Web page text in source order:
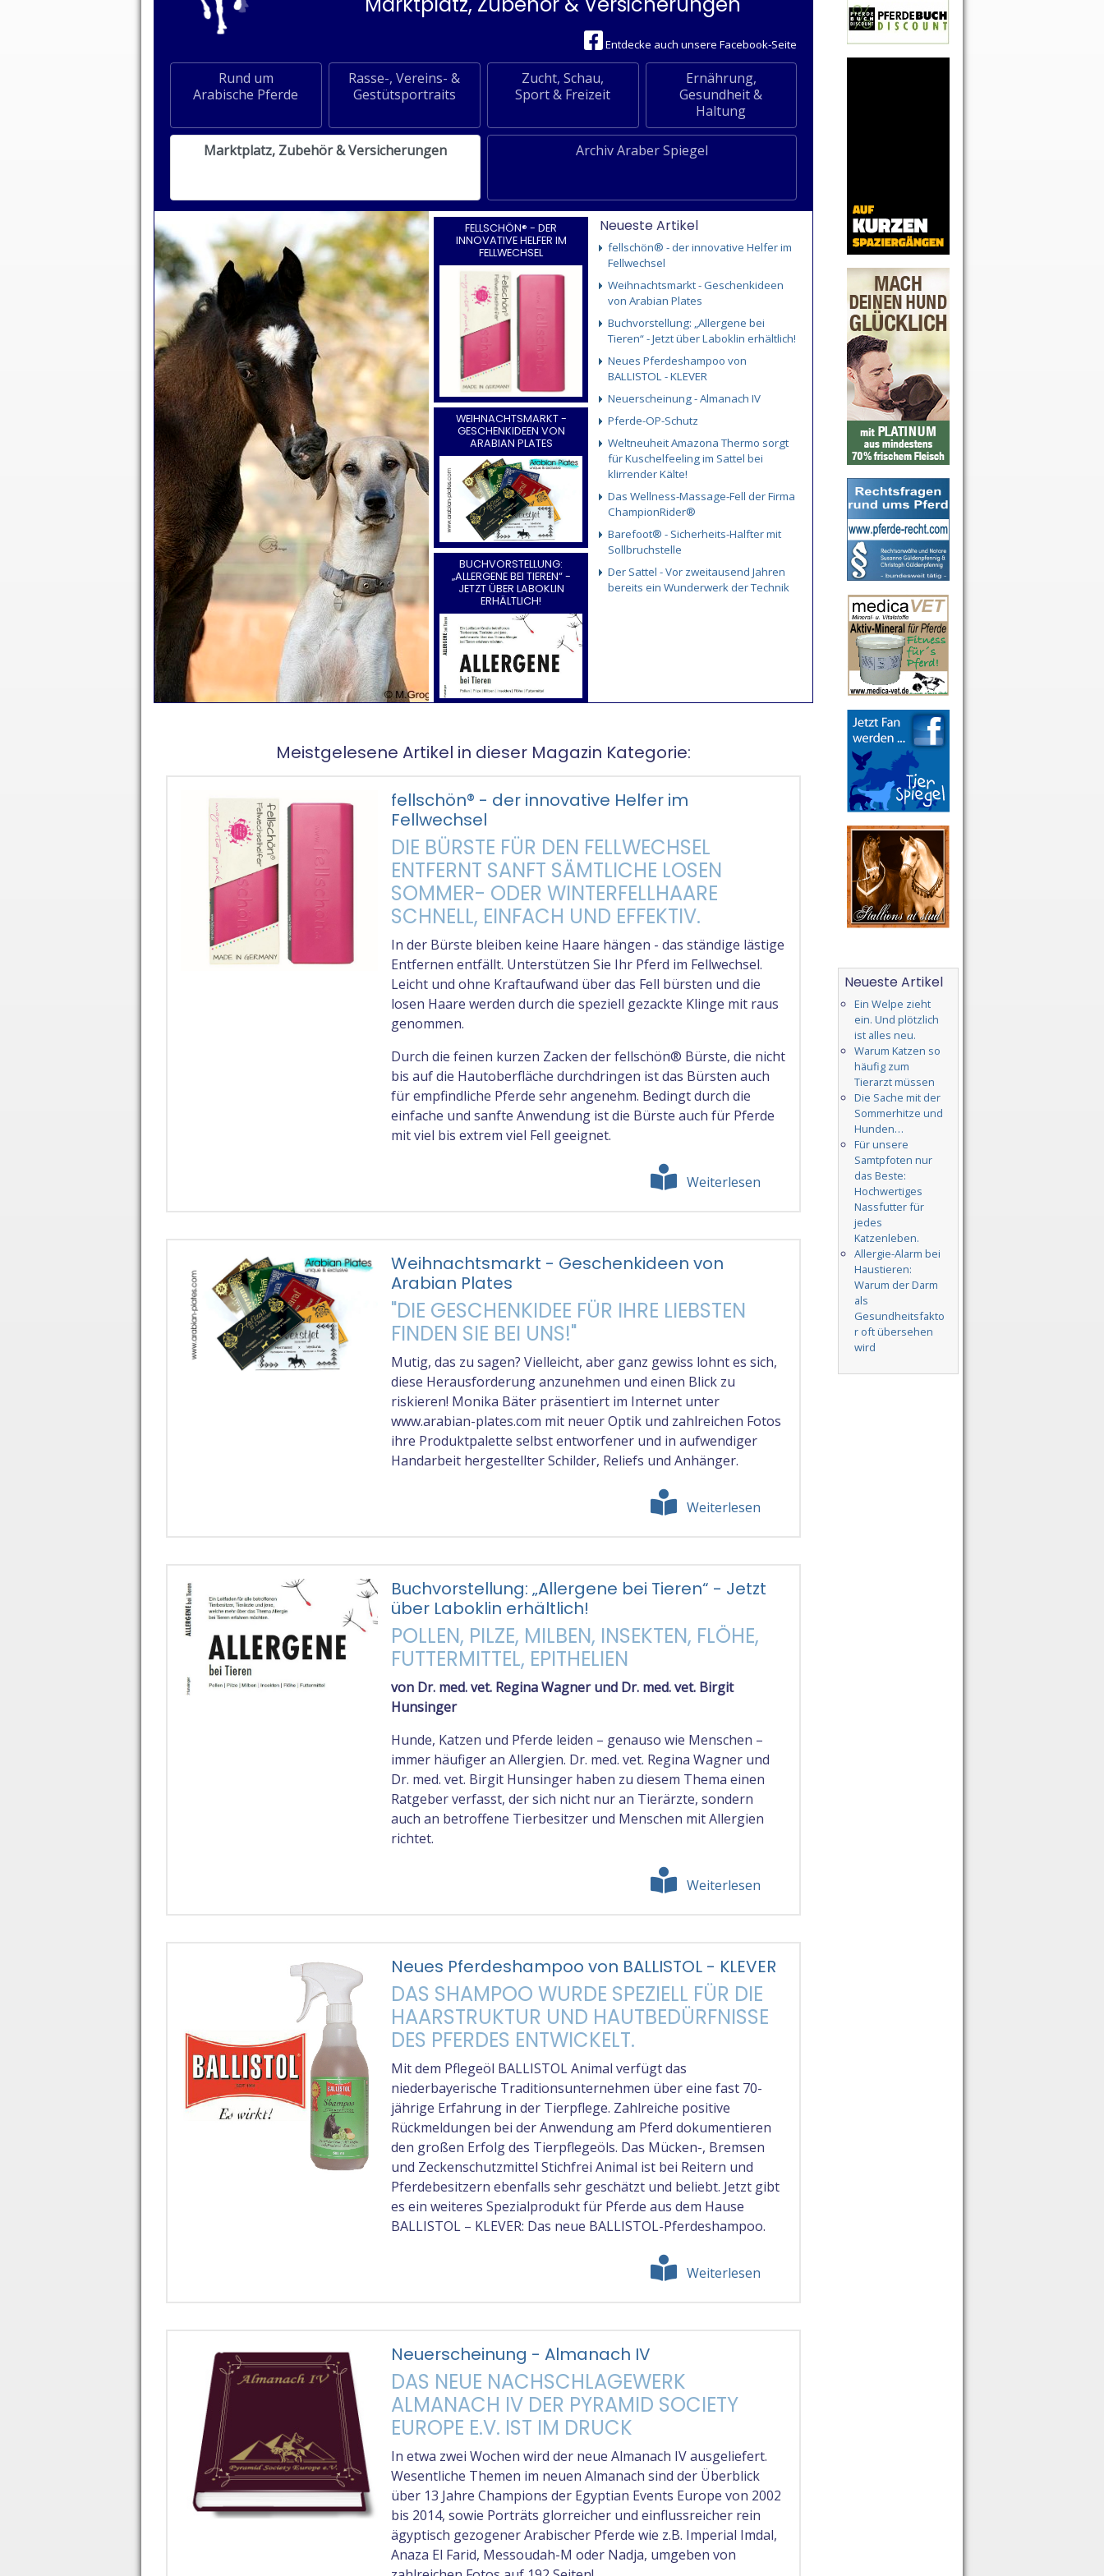
Entdecke auch unsere Facebook-Seite
Rund um
Arabische Pferde
Rasse-, Vereins- &
Gestütsportraits
Zucht, Schau,
Sport & Freizeit
Ernährung,
Gesundheit &
Haltung
Marktplatz, Zubehör & Versicherungen Archiv Araber Spiegel
FELLSCHÖN® - DER
INNOVATIVE HELFER IM
FELLWECHSEL
WEIHNACHTSMARKT -
GESCHENKIDEEN VON
ARABIAN PLATES
BUCHVORSTELLUNG:
„ALLERGENE BEI TIEREN“ -
JETZT ÜBER LABOKLIN
ERHÄLTLICH!
Neueste Artikel
fellschön® - der innovative Helfer im
Fellwechsel
Weihnachtsmarkt - Geschenkideen
von Arabian Plates
Buchvorstellung: „Allergene bei
Tieren“ - Jetzt über Laboklin erhältlich!
Neues Pferdeshampoo von
BALLISTOL - KLEVER
Neuerscheinung - Almanach IV
Pferde-OP-Schutz
Weltneuheit Amazona Thermo sorgt
für Kuschelfeeling im Sattel bei
klirrender Kälte!
Das Wellness-Massage-Fell der Firma
ChampionRider®
Barefoot® - Sicherheits-Halfter mit
Sollbruchstelle
Der Sattel - Vor zweitausend Jahren
bereits ein Wunderwerk der Technik
Meistgelesene Artikel in dieser Magazin Kategorie:
fellschön® - der innovative Helfer im
Fellwechsel
DIE BÜRSTE FÜR DEN FELLWECHSEL
ENTFERNT SANFT SÄMTLICHE LOSEN
SOMMER- ODER WINTERFELLHAARE
SCHNELL, EINFACH UND EFFEKTIV.
In der Bürste bleiben keine Haare hängen - das ständige lästige
Entfernen entfällt. Unterstützen Sie Ihr Pferd im Fellwechsel.
Leicht und ohne Kraftaufwand über das Fell bürsten und die
losen Haare werden durch die speziell gezackte Klinge mit raus
genommen.
Durch die feinen kurzen Zacken der fellschön® Bürste, die nicht
bis auf die Hautoberfläche durchdringen ist das Bürsten auch
für empfindliche Pferde sehr angenehm. Bedingt durch die
einfache und sanfte Anwendung ist die Bürste auch für Pferde
mit viel bis extrem viel Fell geeignet.
Weiterlesen
Weihnachtsmarkt - Geschenkideen von
Arabian Plates
"DIE GESCHENKIDEE FÜR IHRE LIEBSTEN
FINDEN SIE BEI UNS!"
Mutig, das zu sagen? Vielleicht, aber ganz gewiss lohnt es sich,
diese Herausforderung anzunehmen und einen Blick zu
riskieren! Monika Bäter präsentiert im Internet unter
www.arabian-plates.com mit neuer Optik und zahlreichen Fotos
ihre Produktpalette selbst entworfener und in aufwendiger
Handarbeit hergestellter Schilder, Reliefs und Anhänger.
Weiterlesen
Buchvorstellung: „Allergene bei Tieren“ - Jetzt
über Laboklin erhältlich!
POLLEN, PILZE, MILBEN, INSEKTEN, FLÖHE,
FUTTERMITTEL, EPITHELIEN
von Dr. med. vet. Regina Wagner und Dr. med. vet. Birgit
Hunsinger
Hunde, Katzen und Pferde leiden – genauso wie Menschen –
immer häufiger an Allergien. Dr. med. vet. Regina Wagner und
Dr. med. vet. Birgit Hunsinger haben zu diesem Thema einen
Ratgeber verfasst, der sich nicht nur an Tierärzte, sondern
auch an betroffene Tierbesitzer und Menschen mit Allergien
richtet.
Weiterlesen
Neues Pferdeshampoo von BALLISTOL - KLEVER
DAS SHAMPOO WURDE SPEZIELL FÜR DIE
HAARSTRUKTUR UND HAUTBEDÜRFNISSE
DES PFERDES ENTWICKELT.
Mit dem Pflegeöl BALLISTOL Animal verfügt das
niederbayerische Traditionsunternehmen über eine fast 70-
jährige Erfahrung in der Tierpflege. Zahlreiche positive
Rückmeldungen bei der Anwendung am Pferd dokumentieren
den großen Erfolg des Tierpflegeöls. Das Mücken-, Bremsen
und Zeckenschutzmittel Stichfrei Animal ist bei Reitern und
Pferdebesitzern ebenfalls sehr geschätzt und beliebt. Jetzt gibt
es ein weiteres Spezialprodukt für Pferde aus dem Hause
BALLISTOL – KLEVER: Das neue BALLISTOL-Pferdeshampoo.
Weiterlesen
Neuerscheinung - Almanach IV
DAS NEUE NACHSCHLAGEWERK
ALMANACH IV DER PYRAMID SOCIETY
EUROPE E.V. IST IM DRUCK
In etwa zwei Wochen wird der neue Almanach IV ausgeliefert.
Wesentliche Themen im neuen Almanach sind der Überblick
über 13 Jahre Champions der Egyptian Events Europe von 2002
bis 2014, sowie Porträts glorreicher und einflussreicher rein
ägyptisch gezogener Arabischer Pferde wie z.B. Imperial Imdal,
Anaza El Farid, Messoudah-M oder Nadja, umgeben von
Neueste Artikel
Ein Welpe zieht
ein. Und plötzlich
ist alles neu.
Warum Katzen so
häufig zum
Tierarzt müssen
Die Sache mit der
Sommerhitze und
Hunden…
Für unsere
Samtpfoten nur
das Beste:
Hochwertiges
Nassfutter für
jedes
Katzenleben.
Allergie-Alarm bei
Haustieren:
Warum der Darm
als
Gesundheitsfakto
r oft übersehen
wird